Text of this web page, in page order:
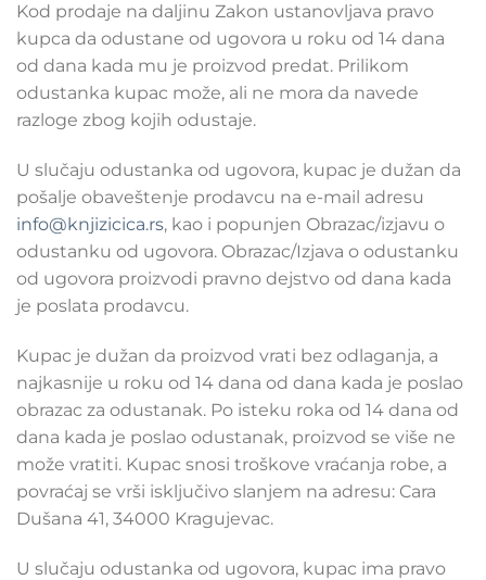
Kod prodaje na daljinu Zakon ustanovljava pravo
kupca da odustane od ugovora u roku od 14 dana
od dana kada mu je proizvod predat. Prilikom
odustanka kupac može, ali ne mora da navede
razloge zbog kojih odustaje.
U slučaju odustanka od ugovora, kupac je dužan da
pošalje obaveštenje prodavcu na e-mail adresu
info@knjizicica.rs, kao i popunjen Obrazac/izjavu o
odustanku od ugovora. Obrazac/Izjava o odustanku
od ugovora proizvodi pravno dejstvo od dana kada
je poslata prodavcu.
Kupac je dužan da proizvod vrati bez odlaganja, a
najkasnije u roku od 14 dana od dana kada je poslao
obrazac za odustanak. Po isteku roka od 14 dana od
dana kada je poslao odustanak, proizvod se više ne
može vratiti. Kupac snosi troškove vraćanja robe, a
povraćaj se vrši isključivo slanjem na adresu: Cara
Dušana 41, 34000 Kragujevac.
U slučaju odustanka od ugovora, kupac ima pravo